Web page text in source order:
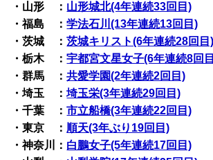
・山形 ： 山形城北(4年連続33回目)
・福島 ：学法石川(13年連続13回目)
・茨城 ：茨城キリスト(6年連続28回目)
・栃木 ：宇都宮文星女子(6年連続8回
・群馬 ：共愛学園(2年連続2回目)
・埼玉 ：埼玉栄(3年連続29回目)
・千葉 ：市立船橋(3年連続22回目)
・東京 ： 順天(3年ぶり19回目)
・神奈川： 白鵬女子(5年連続17回目)